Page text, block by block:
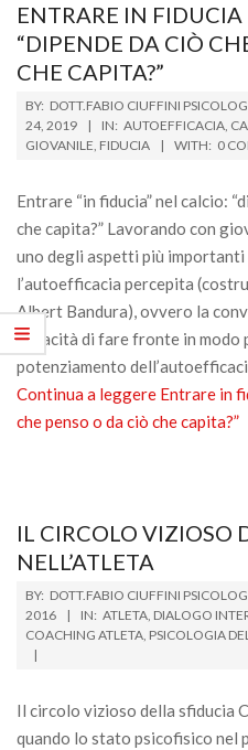
ENTRARE IN
“DIPENDE DA CIÒ
CHE CAPITA?”
2019-
06-
24
BY: DOTT.FABIO CIUFFINI
24, 2019
IN: AUTOEFFICACIA,
GIOVANILE, FIDUCIA WITH: 0
Entrare “in fiducia” nel calcio:
che capita?” Lavorando con
uno degli aspetti più importanti
l’autoefficacia percepita
Albert Bandura), ovvero la
capacità di fare fronte in modo
potenziamento
Continua a leggere Entrare in
che penso o da ciò che capita?”
IL CIRCOLO VIZIOSO
NELL’ATLETA
2016-
07-
25
BY: DOTT.FABIO CIUFFINI
2016
IN: ATLETA, DIALOGO
COACHING ATLETA, PSICOLOGIA
Il circolo vizioso della sfiducia
quando lo stato psicofisico nel